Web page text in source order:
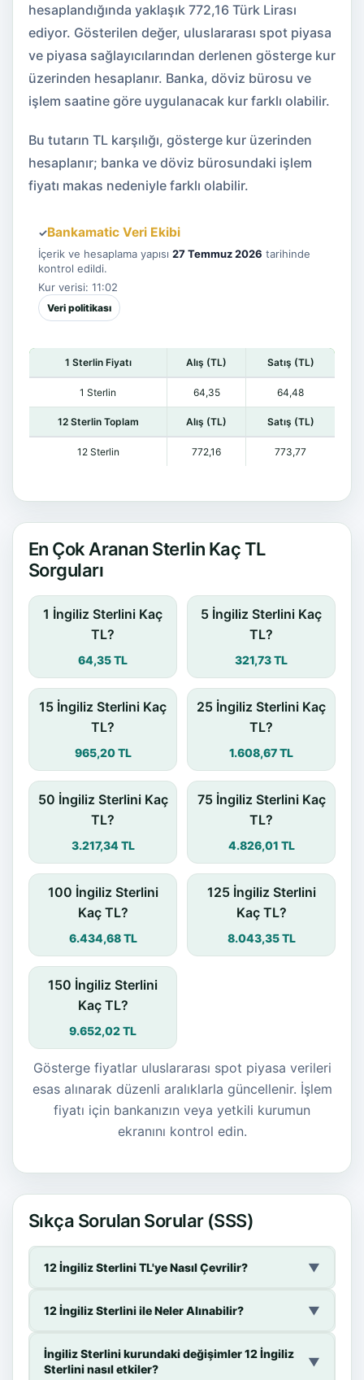
hesaplandığında yaklaşık 772,16 Türk Lirası
ediyor. Gösterilen değer, uluslararası spot piyasa
ve piyasa sağlayıcılarından derlenen gösterge kur
üzerinden hesaplanır. Banka, döviz bürosu ve
işlem saatine göre uygulanacak kur farklı olabilir.
Bu tutarın TL karşılığı, gösterge kur üzerinden
hesaplanır; banka ve döviz bürosundaki işlem
fiyatı makas nedeniyle farklı olabilir.
✓Bankamatic Veri Ekibi
İçerik ve hesaplama yapısı 27 Temmuz 2026 tarihinde
kontrol edildi.
Kur verisi: 11:02
Veri politikası
1 Sterlin Fiyatı Alış (TL) Satış (TL)
1 Sterlin 64,35 64,48
12 Sterlin Toplam Alış (TL) Satış (TL)
12 Sterlin 772,16 773,77
En Çok Aranan Sterlin Kaç TL
Sorguları
1 İngiliz Sterlini Kaç
TL?
64,35 TL
5 İngiliz Sterlini Kaç
TL?
321,73 TL
15 İngiliz Sterlini Kaç
TL?
965,20 TL
25 İngiliz Sterlini Kaç
TL?
1.608,67 TL
50 İngiliz Sterlini Kaç
TL?
3.217,34 TL
75 İngiliz Sterlini Kaç
TL?
4.826,01 TL
100 İngiliz Sterlini
Kaç TL?
6.434,68 TL
125 İngiliz Sterlini
Kaç TL?
8.043,35 TL
150 İngiliz Sterlini
Kaç TL?
9.652,02 TL
Gösterge fiyatlar uluslararası spot piyasa verileri
esas alınarak düzenli aralıklarla güncellenir. İşlem
fiyatı için bankanızın veya yetkili kurumun
ekranını kontrol edin.
Sıkça Sorulan Sorular (SSS)
12 İngiliz Sterlini TL'ye Nasıl Çevrilir? ▼
12 İngiliz Sterlini ile Neler Alınabilir? ▼
İngiliz Sterlini kurundaki değişimler 12 İngiliz
Sterlini nasıl etkiler?
▼